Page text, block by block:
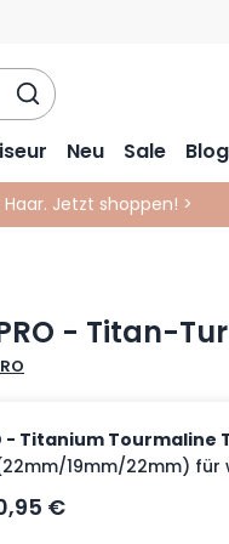
Neu Sale Blog
Jetzt shoppen! >
- Titan-
- Titanium Tourmaline
19mm/22mm)
€